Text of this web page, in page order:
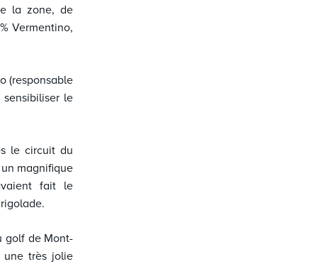
la zone, de
Vermentino,
(responsable
le
le circuit du
magnifique
fait le
golf de Mont-
une très jolie